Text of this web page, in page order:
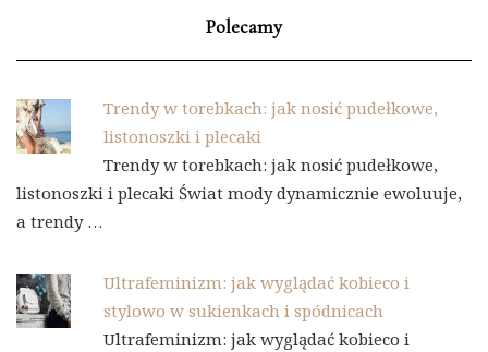
Polecamy
Trendy w torebkach: jak nosić pudełkowe,
listonoszki i plecaki
Trendy w torebkach: jak nosić pudełkowe,
listonoszki i plecaki Świat mody dynamicznie ewoluuje,
a trendy …
Ultrafeminizm: jak wyglądać kobieco i
stylowo w sukienkach i spódnicach
Ultrafeminizm: jak wyglądać kobieco i